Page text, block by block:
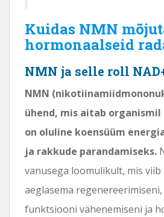
Kuidas NMN
hormonaalseid
NMN ja selle roll
NMN
ühend, mis aitab organismil
on oluline koensüüm
ja rakkude parandamiseks.
vanusega loomulikult, mis viib
aeglasema
funktsiooni vähenemiseni ja